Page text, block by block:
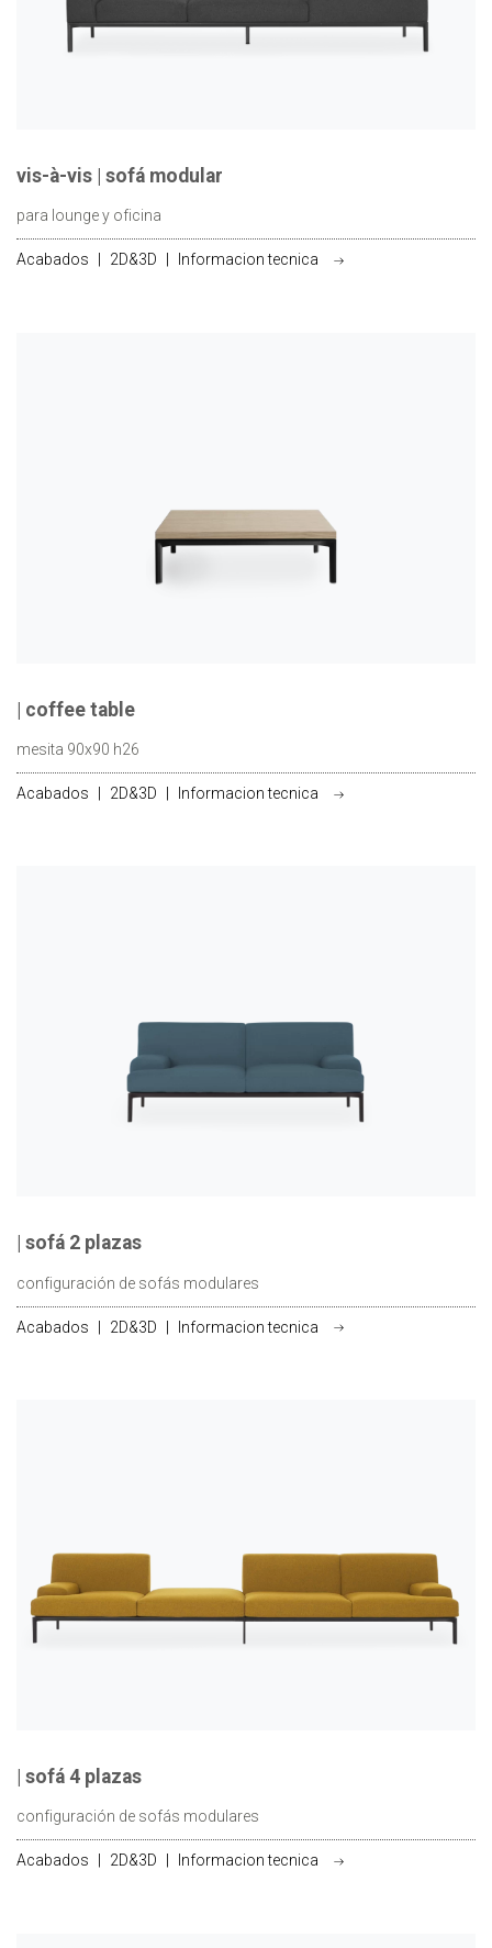
vis-à-vis | sofá modular
para lounge y oficina
Acabados 2D&3D Informacion tecnica
| coffee table
mesita 90x90 h26
Acabados 2D&3D Informacion tecnica
| sofá 2 plazas
configuración de sofás modulares
Acabados | 2D&3D | Informacion tecnica
| sofá 4 plazas
configuración de sofás modulares
Acabados 2D&3D Informacion tecnica